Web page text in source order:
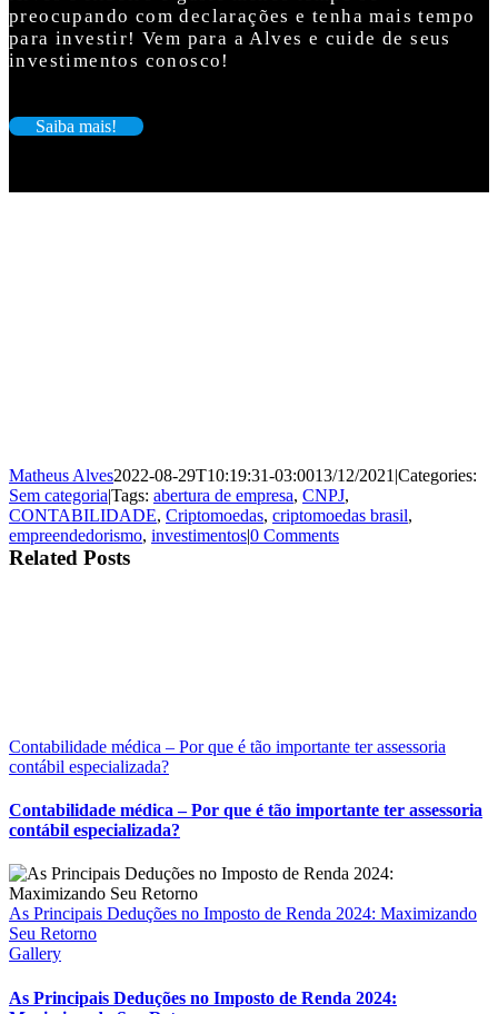
preocupando com declarações e tenha mais tempo
para investir! Vem para a Alves e cuide de seus
investimentos conosco!
Saiba mais!
Matheus Alves2022-08-29T10:19:31-03:0013/12/2021 |Categories:
Sem categoria|Tags: abertura de empresa, CNPJ,
CONTABILIDADE, Criptomoedas, criptomoedas brasil,
empreendedorismo, investimentos|0 Comments
Related Posts
Contabilidade médica – Por que é tão importante ter assessoria
contábil especializada?
Contabilidade médica – Por que é tão importante ter assessoria
contábil especializada?
As Principais Deduções no Imposto de Renda 2024: Maximizando
Seu Retorno
Gallery
As Principais Deduções no Imposto de Renda 2024: